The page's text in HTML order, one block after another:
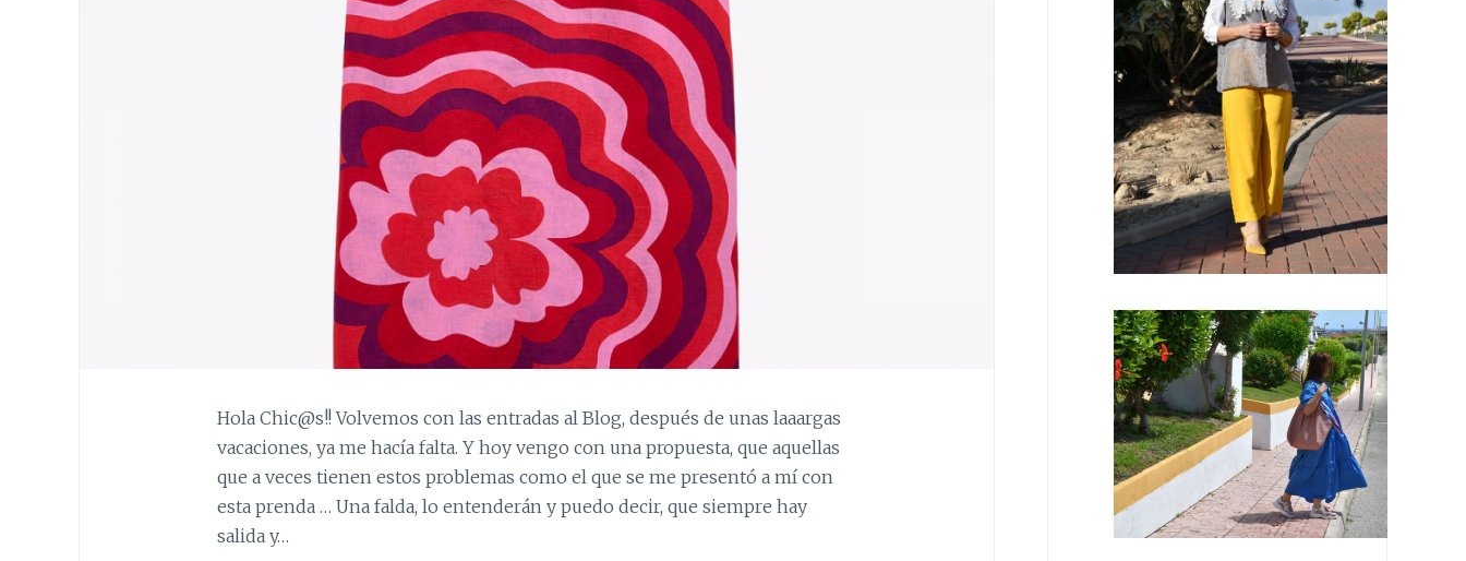
Hola Chic@s!! Volvemos con las entradas al Blog, después de unas laaargas
vacaciones, ya me hacía falta. Y hoy vengo con una propuesta, que aquellas
que a veces tienen estos problemas como el que se me presentó a mí con
esta prenda … Una falda, lo entenderán y puedo decir, que siempre hay
salida y…